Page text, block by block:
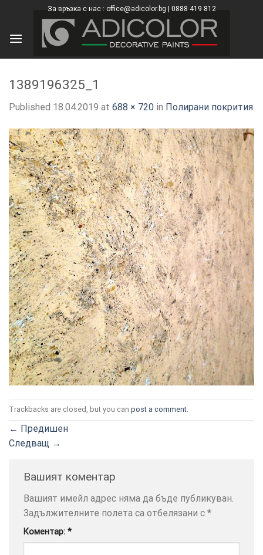
content
За връзка с нас : office@adicolor.bg | 0888 419 812
1389196325_1
Published 18.04.2019 at 688 × 720 in Полирани покрития
Trackbacks are closed, but you can post a comment.
← Предишен
Следващ →
Вашият коментар
Вашият имейл адрес няма да бъде публикуван.
Задължителните полета са отбелязани с *
Коментар: *
×
× ТОЗИ
САЙТ
ИЗПОЛЗВА
БИСКВИТКИ.
ИНФОРМАЦИЯ
МОЖЕТЕ
НАМЕРИТЕ